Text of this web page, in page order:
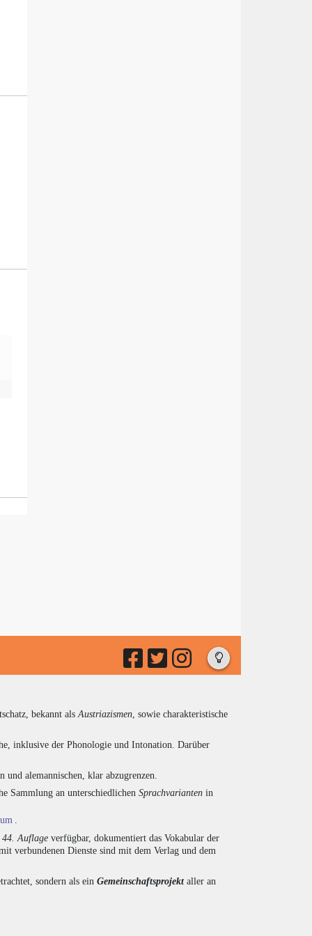
bekannt als Austriazismen , sowie charakteristische
inklusive der Phonologie und Intonation. Darüber
alemannischen, klar abzugrenzen.
Sammlung an unterschiedlichen Sprachvarianten in
44. Auflage verfügbar, dokumentiert das Vokabular der
verbundenen Dienste sind mit dem Verlag und dem
sondern als ein Gemeinschaftsprojektaller an